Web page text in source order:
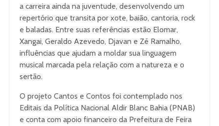
a carreira ainda na juventude, desenvolvendo um
repertório que transita por xote, baião, cantoria, rock
e baladas. Entre suas referências estão Elomar,
Xangai, Geraldo Azevedo, Djavan e Zé Ramalho,
influências que ajudam a moldar sua linguagem
musical marcada pela relação com a natureza e o
sertão.
O projeto Cantos e Contos foi contemplado nos
Editais da Política Nacional Aldir Blanc Bahia (PNAB)
e conta com apoio financeiro da Prefeitura de Feira